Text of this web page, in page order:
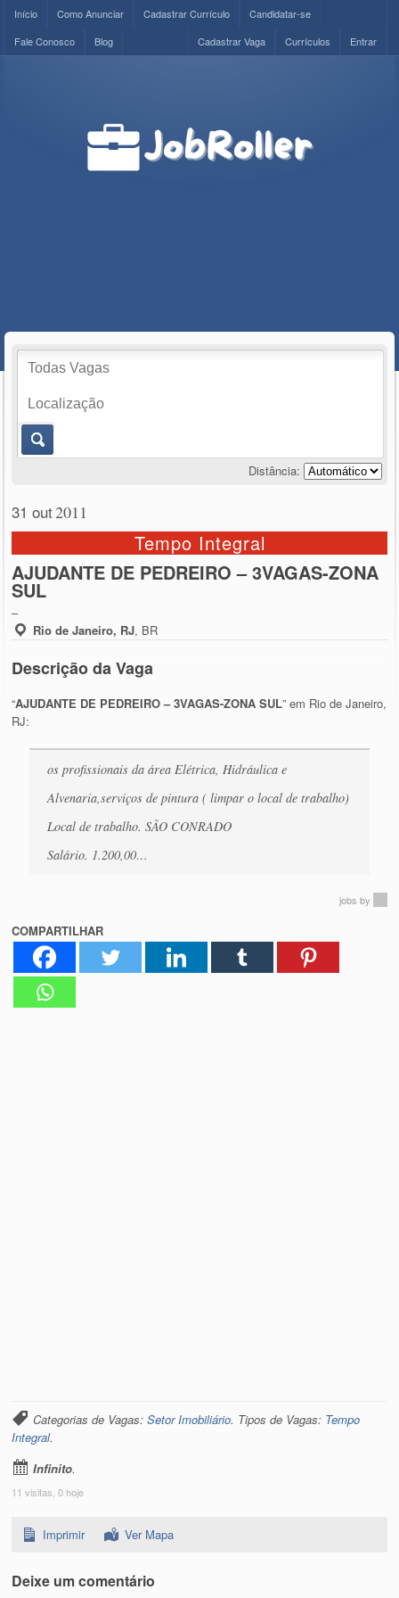
Início Como Anunciar Cadastrar Currículo
Candidatar-se
Fale Conosco
Blog Entrar
Currículos
Cadastrar Vaga
Distância:
31 out2011
Tempo Integral
AJUDANTE DE PEDREIRO – 3VAGAS-ZONA
SUL
–
Rio de Janeiro, RJ, BR
Descrição da Vaga
“AJUDANTE DE PEDREIRO – 3VAGAS-ZONA SUL” em Rio de Janeiro,
RJ:
os profissionais da área Elétrica, Hidráulica e
Alvenaria,serviços de pintura ( limpar o local de trabalho)
Local de trabalho. SÃO CONRADO
Salário. 1.200,00…
jobs by
COMPARTILHAR
Categorias de Vagas:Setor Imobiliário. Tipos de Vagas: Tempo
Integral.
Infinito.
11 visitas, 0 hoje
Imprimir Ver Mapa
Deixe um comentário